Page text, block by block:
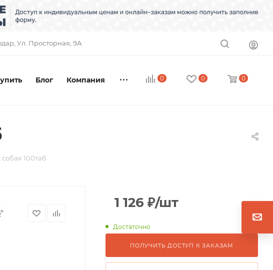
​Ул. Просторная, 9А
0 0 0
Блог Компания
100таб
1 126 ₽/шт
Достаточно
ПОЛУЧИТЬ ДОСТУП К ЗАКАЗАМ